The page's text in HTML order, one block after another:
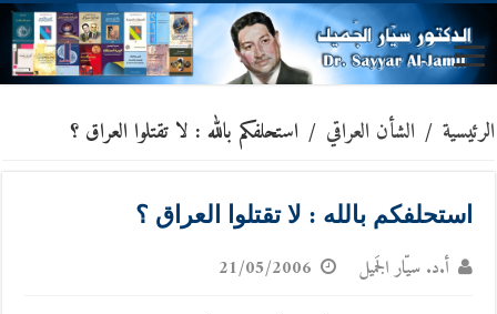
الرئيسية / الشأن العراقي / استحلفكم بالله : لا تقتلوا العراق ؟
استحلفكم بالله : لا تقتلوا العراق ؟
أ.د. سيّار الجَميل 21/05/2006